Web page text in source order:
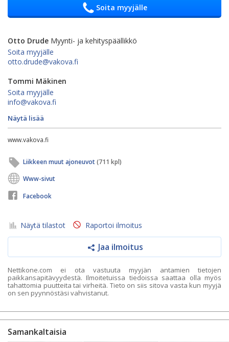
Soita myyjälle
Otto Drude Myynti- ja kehityspäällikkö
Soita myyjälle
otto.drude@vakova.fi
Tommi Mäkinen
Soita myyjälle
info@vakova.fi
Näytä lisää
www.vakova.fi
Liikkeen muut ajoneuvot(711 kpl)
Www-sivut
Facebook
Näytä tilastot Raportoi ilmoitus
Jaa ilmoitus
Nettikone.com ei ota vastuuta myyjän antamien tietojen
paikkansapitävyydestä. Ilmoitetuissa tiedoissa saattaa olla myös
tahattomia puutteita tai virheitä. Tieto on siis sitova vasta kun myyjä
on sen pyynnöstäsi vahvistanut.
Samankaltaisia